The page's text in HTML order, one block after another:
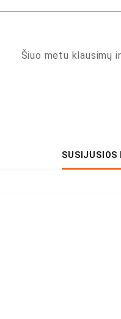
Šiuo metu klausimų
SUSIJUSIOS